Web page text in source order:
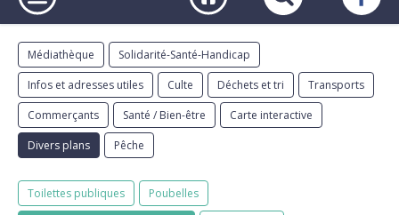
Toilettes publiques
Poubelles
Médiathèque
Solidarité-Santé-Handicap
Infos et adresses utiles
Culte Déchets et tri
Transports
Commerçants
Santé / Bien-être
Carte interactive
Divers plans
Pêche